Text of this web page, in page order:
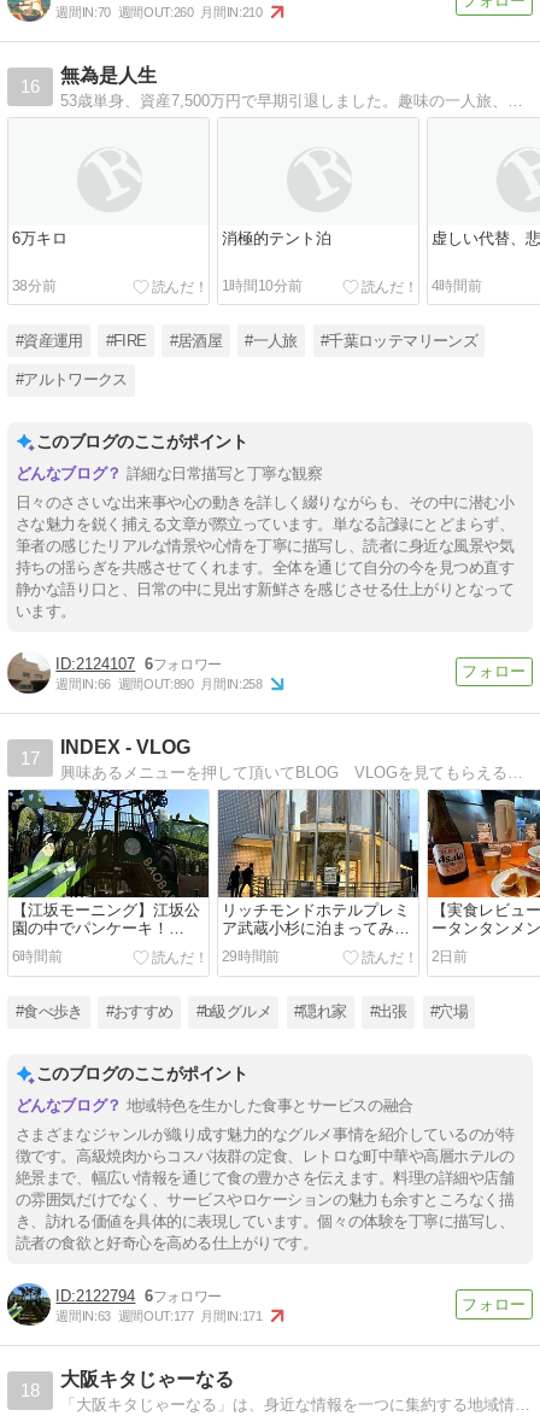
週間IN:70 週間OUT:260 月間IN:210
16
無為是人生
53歳単身、資産7,500万円で早期引退しました。趣味の一人旅、居酒屋巡り、愛車のアルトワークスなどについて綴ります。
6万キロ
38分前
消極的テント泊
1時間10分前
虚しい代替、
4時間前
#資産運用 #FIRE #居酒屋 #一人旅 #千葉ロッテマリーンズ
#アルトワークス
このブログのここがポイント
詳細な日常描写と丁寧な観察
日々のささいな出来事や心の動きを詳しく綴りながらも、その中に潜む小
さな魅力を鋭く捕える文章が際立っています。単なる記録にとどまらず、
筆者の感じたリアルな情景や心情を丁寧に描写し、読者に身近な風景や気
持ちの揺らぎを共感させてくれます。全体を通じて自分の今を見つめ直す
静かな語り口と、日常の中に見出す新鮮さを感じさせる仕上がりとなって
います。
2124107 6
週間IN:66 週間OUT:890 月間IN:258
17
INDEX - VLOG
【江坂モーニング】江坂公
園の中でパンケーキ！
「PARK CAFE BRANCO」
で朝カフェを楽しむ
6時間前
リッチモンドホテルプレミ
ア武蔵小杉に泊まってみ
た！20階の部屋からのビュ
ーが最高
29時間前
【実食レビュ
ータンタンメ
｜川崎のソウ
ールと一緒に
2日前
#食べ歩き #おすすめ #b級グルメ #隠れ家 #出張 #穴場
このブログのここがポイント
地域特色を生かした食事とサービスの融合
さまざまなジャンルが織り成す魅力的なグルメ事情を紹介しているのが特
徴です。高級焼肉からコスパ抜群の定食、レトロな町中華や高層ホテルの
絶景まで、幅広い情報を通じて食の豊かさを伝えます。料理の詳細や店舗
の雰囲気だけでなく、サービスやロケーションの魅力も余すところなく描
き、訪れる価値を具体的に表現しています。個々の体験を丁寧に描写し、
読者の食欲と好奇心を高める仕上がりです。
2122794 6
週間IN:63 週間OUT:177 月間IN:171
18
大阪キタじゃーなる
「大阪キタじゃーなる」は、身近な情報を一つに集約する地域情報メディアサイトです。大阪市北区とその周辺地域の情報を"ほんわか"と配信していきます。毎週、星座占いを更新！